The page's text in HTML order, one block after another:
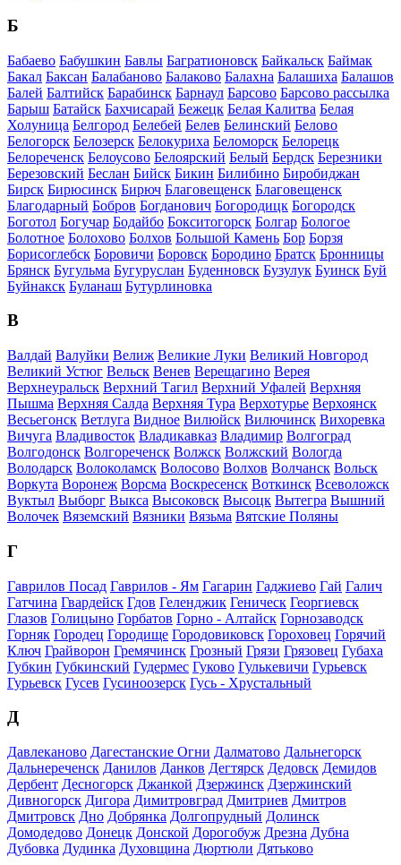
Б
Бабаево Бабушкин Бавлы Багратионовск Байкальск Баймак
Бакал Баксан Балабаново Балаково Балахна Балашиха Балашов
Балей Балтийск Барабинск Барнаул Барсово Барсово рассылка
Барыш Батайск Бахчисарай Бежецк Белая Калитва Белая
Холуница Белгород Белебей Белев Белинский Белово
Белогорск Белозерск Белокуриха Беломорск Белорецк
Белореченск Белоусово Белоярский Белый Бердск Березники
Березовский Беслан Бийск Бикин Билибино Биробиджан
Бирск Бирюсинск Бирюч Благовещенск Благовещенск
Благодарный Бобров Богданович Богородицк Богородск
Боготол Богучар Бодайбо Бокситогорск Болгар Бологое
Болотное Болохово Болхов Большой Камень Бор Борзя
Борисоглебск Боровичи Боровск Бородино Братск Бронницы
Брянск Бугульма Бугуруслан Буденновск Бузулук Буинск Буй
Буйнакск Буланаш Бутурлиновка
В
Валдай Валуйки Велиж Великие Луки Великий Новгород
Великий Устюг Вельск Венев Верещагино Верея
Верхнеуральск Верхний Тагил Верхний Уфалей Верхняя
Пышма Верхняя Салда Верхняя Тура Верхотурье Верхоянск
Весьегонск Ветлуга Видное Вилюйск Вилючинск Вихоревка
Вичуга Владивосток Владикавказ Владимир Волгоград
Волгодонск Волгореченск Волжск Волжский Вологда
Володарск Волоколамск Волосово Волхов Волчанск Вольск
Воркута Воронеж Ворсма Воскресенск Воткинск Всеволожск
Вуктыл Выборг Выкса Высоковск Высоцк Вытегра Вышний
Волочек Вяземский Вязники Вязьма Вятские Поляны
Г
Гаврилов Посад Гаврилов - Ям Гагарин Гаджиево Гай Галич
Гатчина Гвардейск Гдов Геленджик Геническ Георгиевск
Глазов Голицыно Горбатов Горно - Алтайск Горнозаводск
Горняк Городец Городище Городовиковск Гороховец Горячий
Ключ Грайворон Гремячинск Грозный Грязи Грязовец Губаха
Губкин Губкинский Гудермес Гуково Гулькевичи Гурьевск
Гурьевск Гусев Гусиноозерск Гусь - Хрустальный
Д
Давлеканово Дагестанские Огни Далматово Дальнегорск
Дальнереченск Данилов Данков Дегтярск Дедовск Демидов
Дербент Десногорск Джанкой Дзержинск Дзержинский
Дивногорск Дигора Димитровград Дмитриев Дмитров
Дмитровск Дно Добрянка Долгопрудный Долинск
Домодедово Донецк Донской Дорогобуж Дрезна Дубна
Дубовка Дудинка Духовщина Дюртюли Дятьково